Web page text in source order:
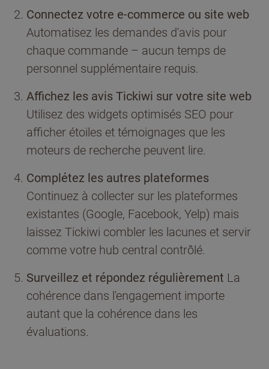
Connectez votre e-commerce ou site web
Automatisez les demandes d'avis pour
chaque commande – aucun temps de
personnel supplémentaire requis.
Affichez les avis Tickiwi sur votre site web
Utilisez des widgets optimisés SEO pour
afficher étoiles et témoignages que les
moteurs de recherche peuvent lire.
Complétez les autres plateformes
Continuez à collecter sur les plateformes
existantes (Google, Facebook, Yelp) mais
laissez Tickiwi combler les lacunes et servir
comme votre hub central contrôlé.
Surveillez et répondez régulièrement La
cohérence dans l'engagement importe
autant que la cohérence dans les
évaluations.